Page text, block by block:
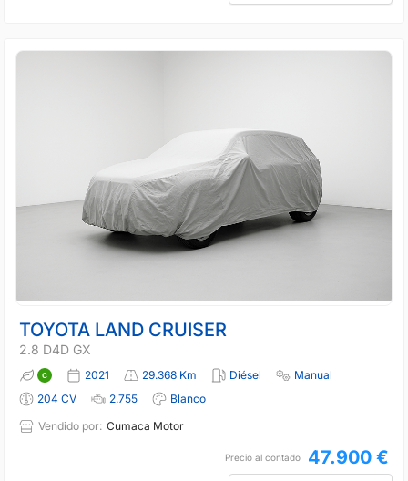
TOYOTA LAND CRUISER
2.8 D4D GX
2021 29.368 Km Diésel
Manual
204 CV
2.755
Blanco
Vendido por: Cumaca Motor
Precio al contado 47.900 €